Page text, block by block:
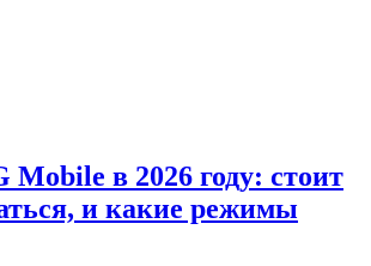
Mobile в 2026 году: стоит
и какие режимы